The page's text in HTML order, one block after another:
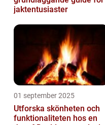
jaktentusiaster
01 september 2025
Utforska skönheten och
funktionaliteten hos en